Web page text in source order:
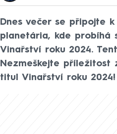
Dnes večer se připojte
planetária, kde probíhá
Vinařství roku 2024.
Nezmeškejte příležitost
titul Vinařství roku 2024!